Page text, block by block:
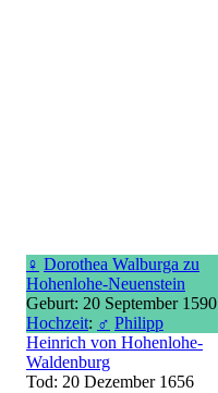
♀ Dorothea Walburga zu
Hohenlohe-Neuenstein
Geburt: 20 September 1590
Hochzeit: ♂ Philipp
Heinrich von Hohenlohe-
Waldenburg
Tod: 20 Dezember 1656